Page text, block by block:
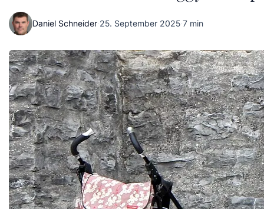
Daniel Schneider·25. September 2025·7 min